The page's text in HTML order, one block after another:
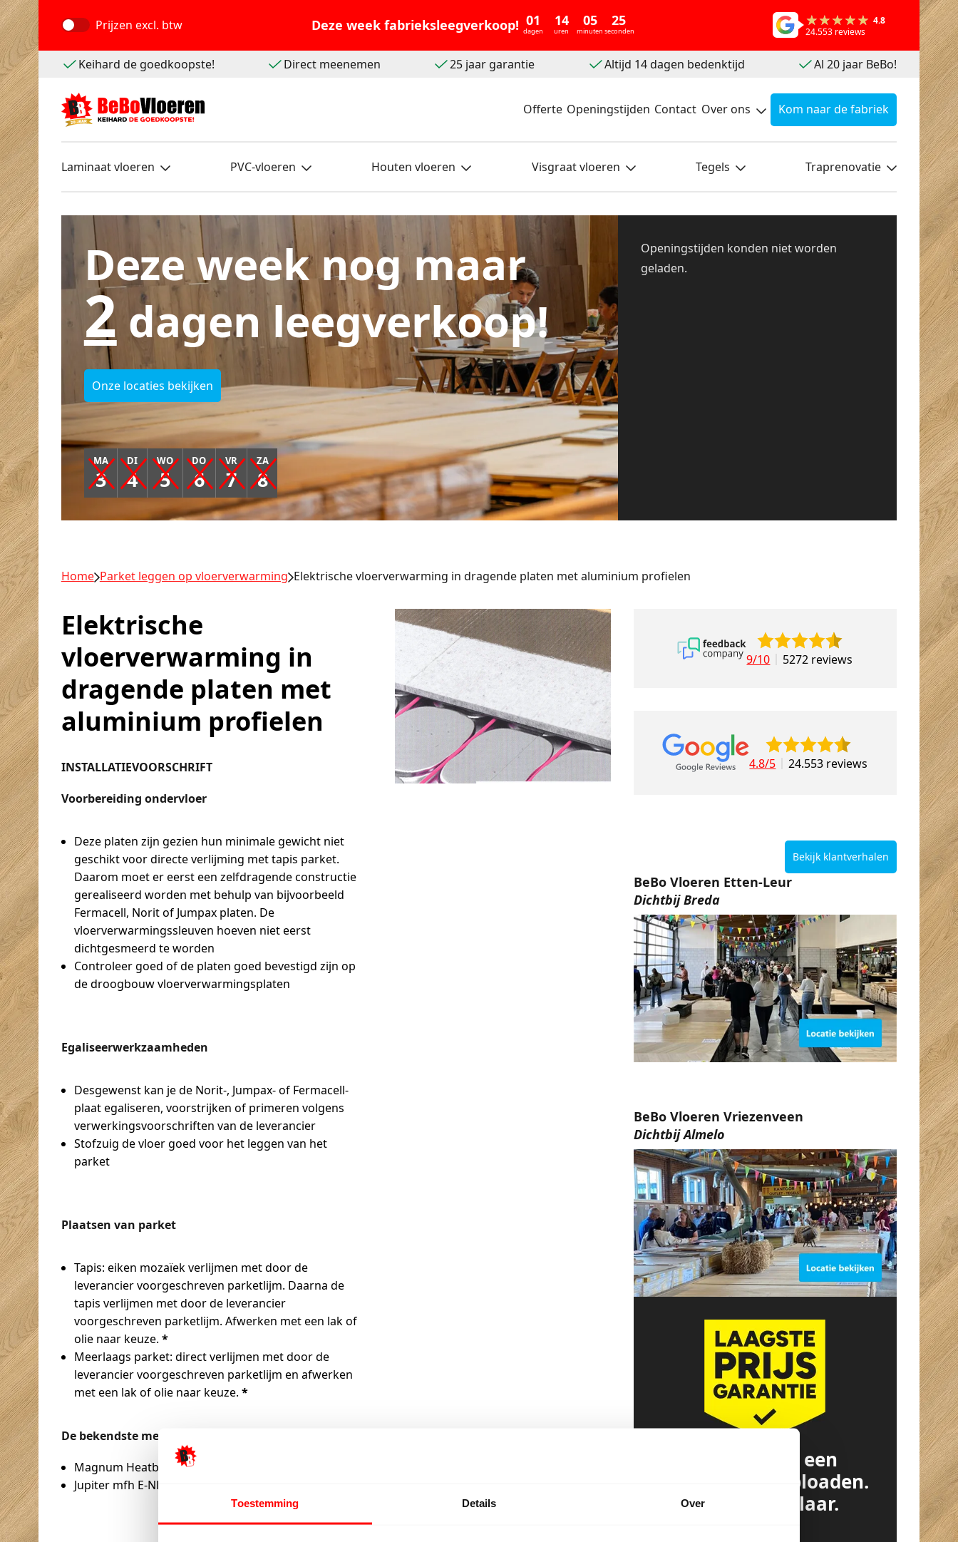
Toestemming Details Over
Prijzen excl. btw Deze week fabrieksleegverkoop! 01
dagen
14
uren
05
minuten
23
seconden
4.8
24.553 reviews
Keihard de goedkoopste! Direct meenemen 25 jaar garantie Altijd 14 dagen bedenktijd Al 20 jaar BeBo!
Offerte Openingstijden Contact Over ons Kom naar de fabriek
Laminaat vloeren PVC-vloeren Houten vloeren Visgraat vloeren Tegels Traprenovatie
Deze week nog maar
2 dagen leegverkoop!
Onze locaties bekijken
MA
3
DI
4
WO
5
DO
6
VR
7
ZA
8
Openingstijden konden niet worden
geladen.
Home Parket leggen op vloerverwarming Elektrische vloerverwarming in dragende platen met aluminium profielen
Elektrische
vloerverwarming in
dragende platen met
aluminium profielen
INSTALLATIEVOORSCHRIFT
Voorbereiding ondervloer
Deze platen zijn gezien hun minimale gewicht niet
geschikt voor directe verlijming met tapis parket.
Daarom moet er eerst een zelfdragende constructie
gerealiseerd worden met behulp van bijvoorbeeld
Fermacell, Norit of Jumpax platen. De
vloerverwarmingssleuven hoeven niet eerst
dichtgesmeerd te worden
Controleer goed of de platen goed bevestigd zijn op
de droogbouw vloerverwarmingsplaten
Egaliseerwerkzaamheden
Desgewenst kan je de Norit-, Jumpax- of Fermacell-
plaat egaliseren, voorstrijken of primeren volgens
verwerkingsvoorschriften van de leverancier
Stofzuig de vloer goed voor het leggen van het
parket
Plaatsen van parket
Tapis: eiken mozaïek verlijmen met door de
leverancier voorgeschreven parketlijm. Daarna de
tapis verlijmen met door de leverancier
voorgeschreven parketlijm. Afwerken met een lak of
olie naar keuze. *
Meerlaags parket: direct verlijmen met door de
leverancier voorgeschreven parketlijm en afwerken
met een lak of olie naar keuze. *
De bekendste merken:
Magnum Heatboard E
Jupiter mfh E-NERGY
9/10 5272 reviews
4.8/5 24.553 reviews
Bekijk klantverhalen
BeBo Vloeren Etten-Leur
Dichtbij Breda
BeBo Vloeren Vriezenveen
Dichtbij Almelo
Offerte van een
concurrent? Uploaden.
Besparen. Klaar.